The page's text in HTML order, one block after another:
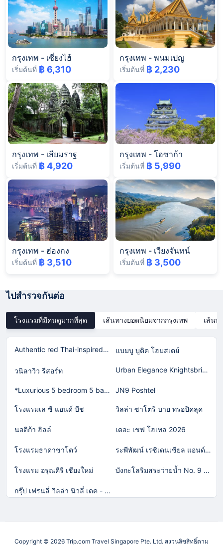
กรุงเทพ - เซี่ยงไฮ้
เริ่มต้นที่ ฿ 6,310
กรุงเทพ - พนมเปญ
เริ่มต้นที่ ฿ 2,230
กรุงเทพ - เสียมราฐ
เริ่มต้นที่ ฿ 4,920
กรุงเทพ - โอซาก้า
เริ่มต้นที่ ฿ 5,990
กรุงเทพ - ฮ่องกง
เริ่มต้นที่ ฿ 3,510
กรุงเทพ - เวียงจันทน์
เริ่มต้นที่ ฿ 3,500
ไปสำรวจกันต่อ
โรงแรมที่มีคนดูมากที่สุด เส้นทางยอดนิยมจากกรุงเทพ เส้นท
Authentic red Thai-inspired home in Laguna! แบมบู บูติค โฮมสเตย์
วนิลาวิว รีสอร์ท Urban Elegance Knightsbridge BTS Bearing
*Luxurious 5 bedroom 5 bathroom Gym Views v138 JN9 Poshtel
โรงแรมเล ซี แอนด์ บีช วิลล่า ซาโตริ บาย ทรอปิคลุค
นอดิก้า ฮิลล์ เดอะ เชฟ โฮเทล 2026
โรงแรมธาดาชาโตว์ ระพีพัฒน์ เรซิเดนเชียล แอนด์ รีสอร์ท
โรงแรม อรุณคีรี เชียงใหม่ บังกะโลริมสระว่ายน้ำ No. 9 (วอกตั้ม)
กรุ๊ป เฟรนลี่ วิลล่า นิวลี่ เดค - พูล เคทีวี แอนดื บาร์บีคิว
Copyright © 2026 Trip.com Travel Singapore Pte. Ltd. สงวนลิขสิทธิ์ตาม